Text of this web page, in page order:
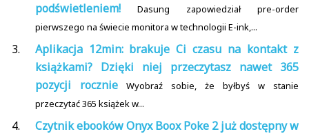
podświetleniem!
Dasung zapowiedział pre-order
pierwszego na świecie monitora w technologii E-ink,...
Aplikacja 12min: brakuje Ci czasu na kontakt z
książkami? Dzięki niej przeczytasz nawet 365
pozycji rocznie
Wyobraź sobie, że byłbyś w stanie
przeczytać 365 książek w...
Czytnik ebooków Onyx Boox Poke 2 już dostępny w